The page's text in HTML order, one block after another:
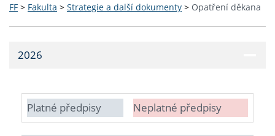
FF > Fakulta > Strategie a další dokumenty > Opatření děkana
2026
Platné předpisy Neplatné předpisy